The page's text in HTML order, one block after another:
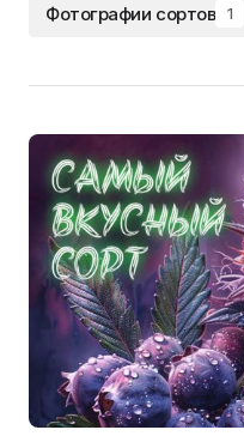
Фотографии сортов 1